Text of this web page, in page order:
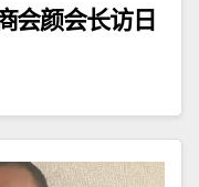
会颜会长访日